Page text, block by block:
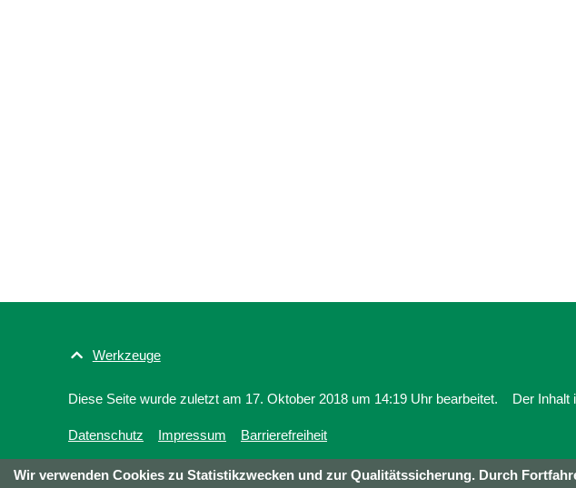
Wir verwenden Cookies zu Statistikzwecken und zur Qualitätssicherung. Durch
Werkzeuge
Diese Seite wurde zuletzt am 17. Oktober 2018 um 14:19 Uhr bearbeitet. Der Inhalt
Datenschutz Impressum Barrierefreiheit